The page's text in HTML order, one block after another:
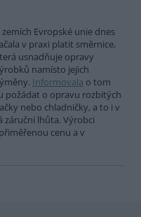
zemích Evropské unie dnes
v praxi platit směrnice,
usnadňuje opravy
namísto jejich
Informovala o tom
požádat o opravu rozbitých
nebo chladničky, a to i v
záruční lhůta. Výrobci
cenu a v